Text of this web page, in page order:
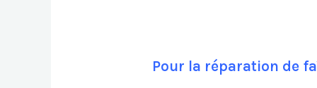
Pour la réparation de